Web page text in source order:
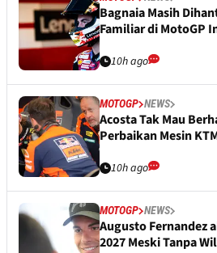
Bagnaia Masih
Familiar di MotoGP
10h ago
MOTOGP NEWS
Acosta Tak Mau
Perbaikan Mesin
10h ago
MOTOGP NEWS
Augusto Fernandez
2027 Meski Tanpa